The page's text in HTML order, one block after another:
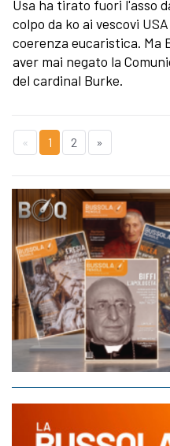
Usa ha tirato fuori l'asso
colpo da ko ai vescovi
coerenza eucaristica. Ma
aver mai negato la
del cardinal Burke.
« 1 2 »